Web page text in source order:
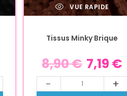
VUE RAPIDE
Tissus Minky Brique
8,90€ 7,19 €
- +